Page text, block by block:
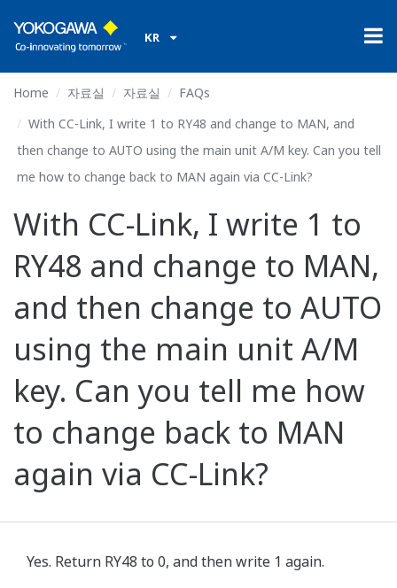
KR
Home 자료실 자료실
FAQs
With CC-Link, I write 1 to RY48 and change to MAN, and
then change to AUTO using the main unit A/M key. Can you tell
me how to change back to MAN again via CC-Link?
With CC-Link, I write 1 to
RY48 and change to MAN,
and then change to AUTO
using the main unit A/M
key. Can you tell me how
to change back to MAN
again via CC-Link?
Yes. Return RY48 to 0, and then write 1 again.